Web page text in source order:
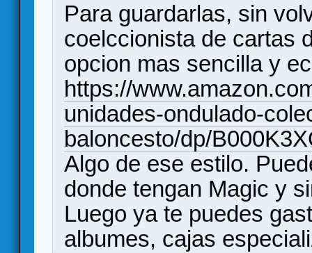
Para guardarlas, sin
coelccionista de cartas
opcion mas sencilla y
https://
unidades-ondulado-
baloncesto/dp/
Algo de ese estilo.
donde tengan Magic y
Luego ya te puedes
albumes, cajas